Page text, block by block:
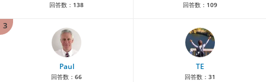
回答数： 138 回答数： 109
3
Paul
回答数： 66
TE
回答数： 31